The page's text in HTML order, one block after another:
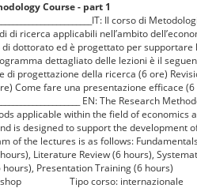
Course - part 1
Il corso di
di ricerca applicabili nell’ambito
dottorato ed è progettato per
dettagliato delle lezioni è il
di progettazione della ricerca (6 ore)
Come fare una presentazione efficace
EN: The
applicable within the field of economics
is designed to support the development
of the lectures is as follows:
Literature Review (6 hours),
hours), Presentation Training (6 hours)
Tipo corso: internazionale